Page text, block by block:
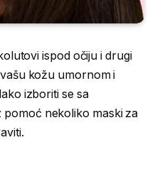
ispod očiju i drugi
kožu umornom i
izboriti se sa
nekoliko maski za